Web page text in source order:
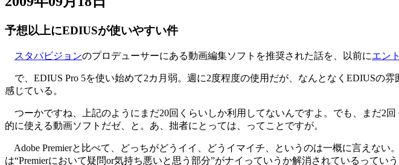
予想以上にEDIUSが使いやすい件
スタパビジョンのプロデューサーにある動画編集ソフトを推奨された話を、以前にエン
で、EDIUS Pro 5を使い始めて2カ月弱。週に2度程度の使用だが、なんとなくEDIUSの
感じている。
つーかですね、上記のようにまだ20回くらいしか利用してないんですよ。でも、まだ2
的に使える動画ソフトだゼ、と。あ、拙者にとっては、ってことですが。
Adobe Premierと比べて、どっちがどうイイ、どうイマイチ、というのは一概に言えな
は“Premierにおいて疑問or気持ち悪いと思う部分”がナイっていうか解消されているって